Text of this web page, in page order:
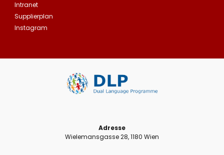
Intranet
Supplierplan
Instagram
Adresse
Wielemansgasse 28, 1180 Wien